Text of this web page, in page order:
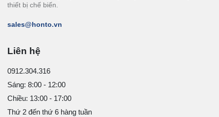
thiết bị chế biến.
sales@honto.vn
Liên hệ
0912.304.316
Sáng: 8:00 - 12:00
Chiều: 13:00 - 17:00
Thứ 2 đến thứ 6 hàng tuần